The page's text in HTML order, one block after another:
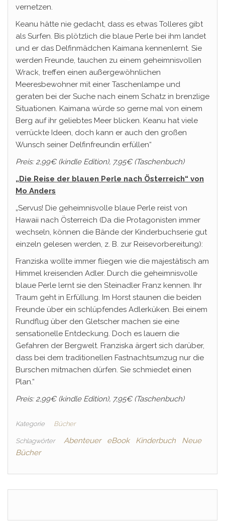
vernetzen.
Keanu hätte nie gedacht, dass es etwas Tolleres gibt
als Surfen. Bis plötzlich die blaue Perle bei ihm landet
und er das Delfinmädchen Kaimana kennenlernt. Sie
werden Freunde, tauchen zu einem geheimnisvollen
Wrack, treffen einen außergewöhnlichen
Meeresbewohner mit einer Taschenlampe und
geraten bei der Suche nach einem Schatz in brenzlige
Situationen. Kaimana würde so gerne mal von einem
Berg auf ihr geliebtes Meer blicken. Keanu hat viele
verrückte Ideen, doch kann er auch den großen
Wunsch seiner Delfinfreundin erfüllen“
Preis: 2,99€ (kindle Edition), 7,95€ (Taschenbuch)
„Die Reise der blauen Perle nach Österreich“ von
Mo Anders
„Servus! Die geheimnisvolle blaue Perle reist von
Hawaii nach Österreich (Da die Protagonisten immer
wechseln, können die Bände der Kinderbuchserie gut
einzeln gelesen werden, z. B. zur Reisevorbereitung):
Franziska wollte immer fliegen wie die majestätisch am
Himmel kreisenden Adler. Durch die geheimnisvolle
blaue Perle lernt sie den Steinadler Franz kennen. Ihr
Traum geht in Erfüllung. Im Horst staunen die beiden
Freunde über ein schlüpfendes Adlerküken. Bei einem
Rundflug über den Gletscher machen sie eine
sensationelle Entdeckung. Doch es lauern die
Gefahren der Bergwelt. Franziska ärgert sich darüber,
dass bei dem traditionellen Fastnachtsumzug nur die
Burschen mitmachen dürfen. Sie schmiedet einen
Plan.“
Preis: 2,99€ (kindle Edition), 7,95€ (Taschenbuch)
Kategorie Bücher
Schlagwörter Abenteuer eBook Kinderbuch
Neue
Bücher